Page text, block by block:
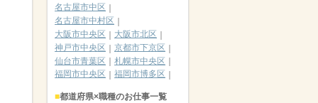
名古屋市中区
名古屋市中村区
大阪市中央区
大阪市北区
神戸市中央区
京都市下京区
仙台市青葉区
札幌市中央区
福岡市中央区
福岡市博多区
都道府県×職種のお仕事一覧